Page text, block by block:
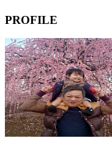
PROFILE